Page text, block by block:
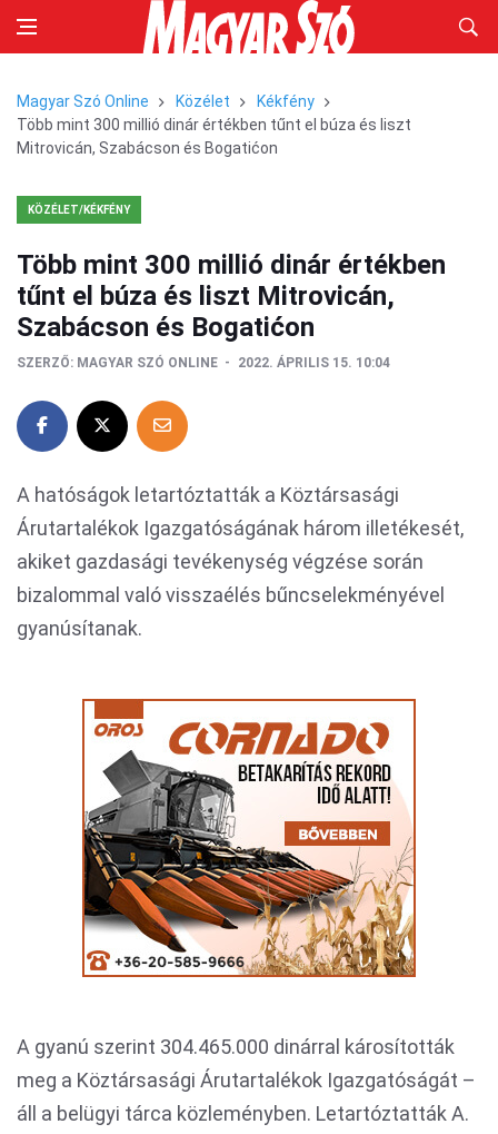
Magyar Szó Online Közélet
Kékfény
Több mint 300 millió dinár értékben tűnt el búza és liszt
Mitrovicán, Szabácson és Bogatićon
KÖZÉLET/KÉKFÉNY
Több mint 300 millió dinár értékben
tűnt el búza és liszt Mitrovicán,
Szabácson és Bogatićon
SZERZŐ: MAGYAR SZÓ ONLINE 2022. ÁPRILIS 15. 10:04
A hatóságok letartóztatták a Köztársasági
Árutartalékok Igazgatóságának három illetékesét,
akiket gazdasági tevékenység végzése során
bizalommal való visszaélés bűncselekményével
gyanúsítanak.
A gyanú szerint 304.465.000 dinárral károsították
meg a Köztársasági Árutartalékok Igazgatóságát –
áll a belügyi tárca közleményben. Letartóztatták A.